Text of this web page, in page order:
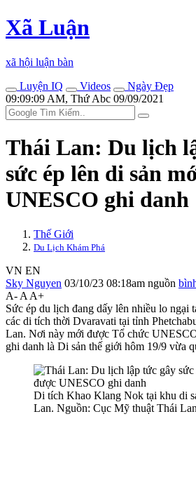
Xã Luận
xã hội luận bàn
Luyện IQ
Videos
Ngày Đẹp
09:09:09 AM, Thứ Abc 09/09/2021
Thái Lan: Du lịch
sức ép lên di sản
UNESCO ghi danh
Thế Giới
Du Lịch Khám Phá
VN EN
Sky Nguyen 03/10/23 08:18am nguồn
A- A A+
Sức ép du lịch đang dấy lên nhiều lo ngại
các di tích thời Dvaravati tại tỉnh
Lan. Nơi này mới được Tổ chức
ghi danh là Di sản thế giới hôm 19/9 vừa
Di tích Khao Klang Nok tại khu di
Lan. Nguồn: Cục Mỹ thuật Thái